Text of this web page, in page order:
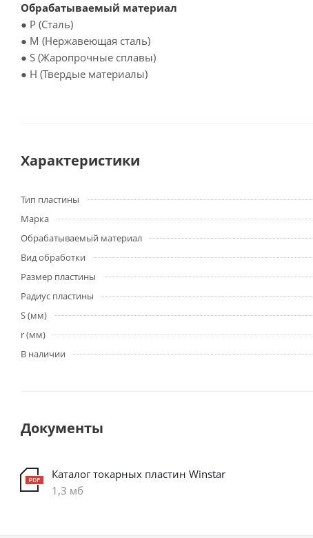
Обрабатываемый материал
● P (Сталь)
● M (Нержавеющая сталь)
● S (Жаропрочные сплавы)
● H (Твердые материалы)
Характеристики
Тип пластины
Марка
Обрабатываемый материал
Вид обработки
Размер пластины
Радиус пластины
S (мм)
r (мм)
В наличии
Документы
Каталог токарных пластин Winstar
1,3 мб